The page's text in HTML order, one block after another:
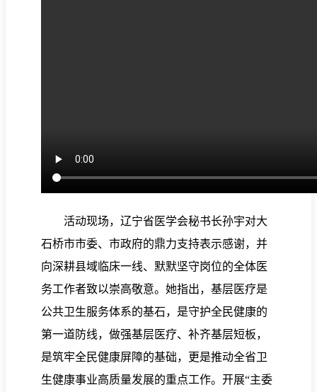
活动现场，辽宁省医学会秘书长孙宇对大
石桥市市委、市政府的鼎力支持表示感谢，并
向深耕县域临床一线、默默坚守岗位的全体医
务工作者致以崇高敬意。她指出，基层医疗是
公共卫生服务体系的基石，是守护全民健康的
第一道防线，做强基层医疗、补齐基层短板，
是筑牢全民健康屏障的基础，更是推动全省卫
生健康事业高质量发展的重点工作。开展“主委